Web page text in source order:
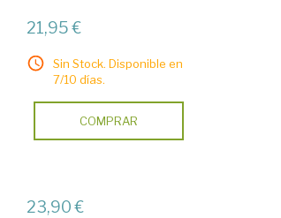
21,95 €
Sin Stock. Disponible en
7/10 días.
COMPRAR
23,90 €